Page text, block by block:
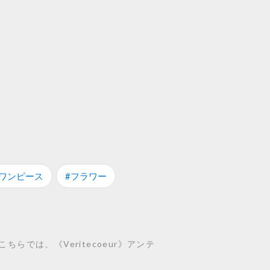
ンピース #フラワー
ちらでは、《Veritecoeur》アンテ